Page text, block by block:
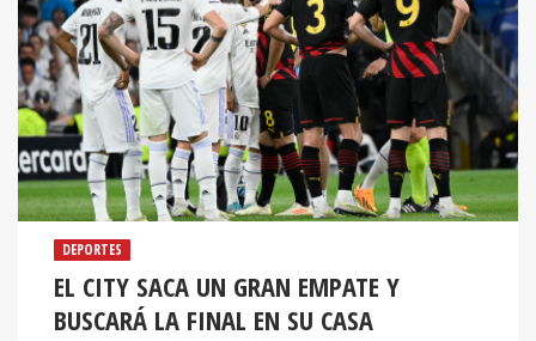
DEPORTES
EL CITY SACA UN GRAN EMPATE Y
BUSCARÁ LA FINAL EN SU CASA